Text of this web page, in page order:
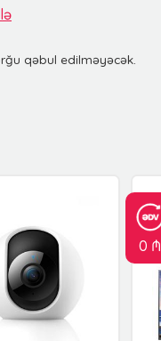
qəbul edilməyəcək.
0 ₼